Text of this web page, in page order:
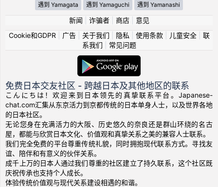
遇到 Yamagata 遇到 Yamaguchi 遇到 Yamanashi
新闻 诈骗者| 商店| 意见
Cookie和GDPR
广告| 关于我们 隐私 使用条款| 儿童安全| 联
系我们
常见问题
免费日本交友社区 - 跨越日本及其他地区的联系
こんにちは！欢迎来到日本领先的真挚联系平台。Japanese-
chat.com汇集从东京活力到京都传统的日本单身人士，以及世界各地
的日本社区。
无论您身在充满活力的大阪、历史悠久的奈良还是群山环绕的名古
屋，都能与欣赏日本文化、价值观和真挚关系之美的兼容人士联系。
我们完全免费的平台尊重传统礼貌，同时拥抱现代联系方式。寻找友
谊、陪伴和有意义的伙伴关系。
成千上万的日本人通过我们尊重的社区建立了持久联系，这个社区既
庆祝传承也支持个人成长。
体验传统价值观与现代关系建设相遇的和谐。